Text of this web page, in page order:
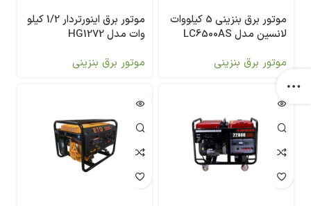
موتور برق بنزینی 5 کیلووات
لانسین مدل LC6500AS
موتور برق بنزینی
موتور برق اینورتردار 1/2 کیلو
وات مدل HG1272
موتور برق بنزینی